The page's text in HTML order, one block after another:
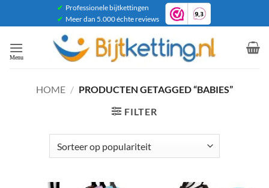
✔ Professionele bijtkettingen
✔ Meer dan 5.000 échte reviews
HOME / PRODUCTEN GETAGGED “BABIES”
FILTER